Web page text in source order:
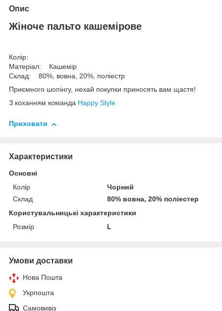
Опис
Жіноче пальто кашемірове
Колір:
Матеріал: Кашемір
Склад: 80%, вовна, 20%, поліестр
Приємного шопінгу, нехай покупки приносять вам щастя!
З коханням команда Happy Style
Приховати
Характеристики
Основні
Колір
Чорний
Склад
80% вовна, 20% поліестер
Користувальницькі характеристики
Розмір
L
Умови доставки
Нова Пошта
Укрпошта
Самовивіз